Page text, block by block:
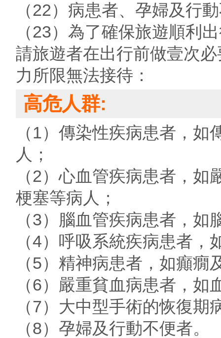
（22）病患者、孕婦及行
（23）為了確保旅遊順利
請旅遊者在出行前做壹次
力所限無法接待：
高危人群:
（1）傳染性疾病患者，
人；
（2）心血管疾病患者，
梗塞等病人；
（3）腦血管疾病患者，
（4）呼吸系統疾病患者
（5）精神病患者，如癲癇
（6）嚴重貧血病患者，
（7）大中型手術的恢復期
（8）孕婦及行動不便者。